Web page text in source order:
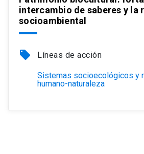
intercambio de saberes y la
socioambiental
local_offer Líneas de acción
Sistemas socioecológicos y
humano-naturaleza